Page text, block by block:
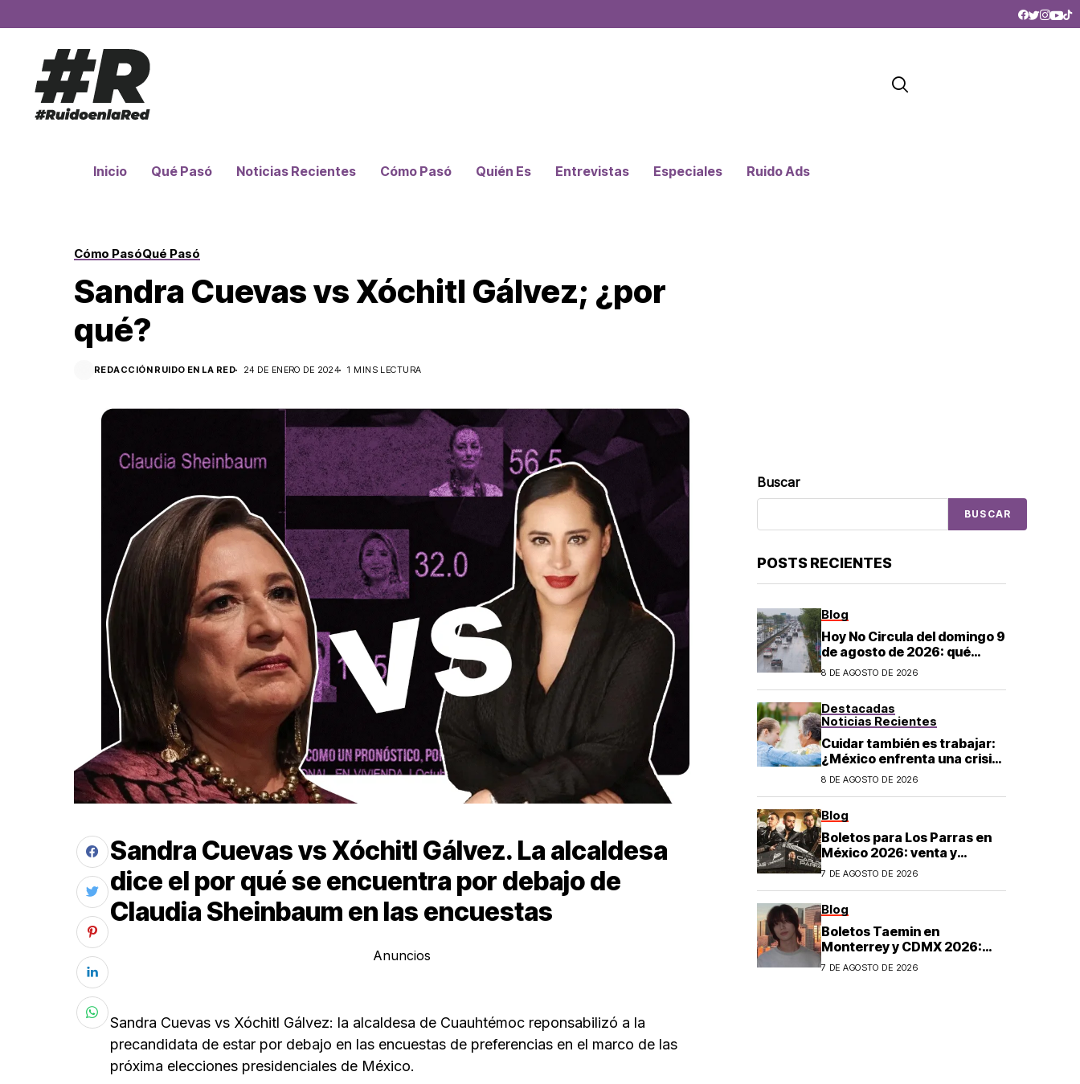
Inicio Qué Pasó Noticias Recientes Cómo Pasó Quién Es Entrevistas Especiales Ruido Ads
Cómo PasóQué Pasó
Sandra Cuevas vs Xóchitl Gálvez; ¿por
qué?
REDACCIÓN RUIDO EN LA RED 24 DE ENERO DE 2024 1 MINS LECTURA
Sandra Cuevas vs Xóchitl Gálvez. La alcaldesa
dice el por qué se encuentra por debajo de
Claudia Sheinbaum en las encuestas
Anuncios
Sandra Cuevas vs Xóchitl Gálvez: la alcaldesa de Cuauhtémoc reponsabilizó a la
precandidata de estar por debajo en las encuestas de preferencias en el marco de las
próxima elecciones presidenciales de México.
Buscar
BUSCAR
POSTS RECIENTES
Blog
Hoy No Circula del domingo 9
de agosto de 2026: qué
autos descansan y no
los horarios oficiales
8 DE AGOSTO DE 2026
Destacadas
Noticias Recientes
Cuidar también es trabajar:
¿México enfrenta una crisis
de cuidados?
8 DE AGOSTO DE 2026
Blog
Boletos para Los Parras en
México 2026: venta y
precios
7 DE AGOSTO DE 2026
Blog
Boletos Taemin en
Monterrey y CDMX 2026:
¿dónde comprar?
7 DE AGOSTO DE 2026